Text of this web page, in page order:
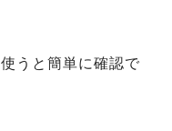
うと簡単に確認で